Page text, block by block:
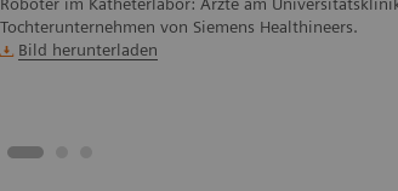
Roboter im Katheterlabor: Ärzte am
Tochterunternehmen von Siemens Healthineers.
Bild herunterladen